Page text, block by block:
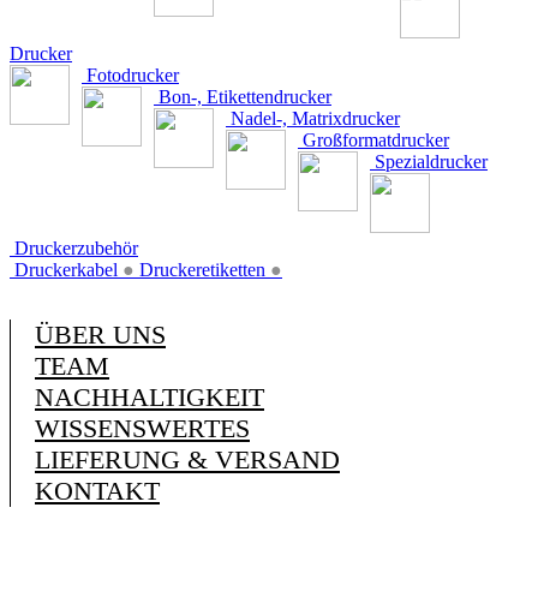
Drucker
Fotodrucker
Bon-, Etikettendrucker
Nadel-, Matrixdrucker
Großformatdrucker
Spezialdrucker
Druckerzubehör
Druckerkabel ● Druckeretiketten ●
ÜBER UNS
TEAM
NACHHALTIGKEIT
WISSENSWERTES
LIEFERUNG & VERSAND
KONTAKT